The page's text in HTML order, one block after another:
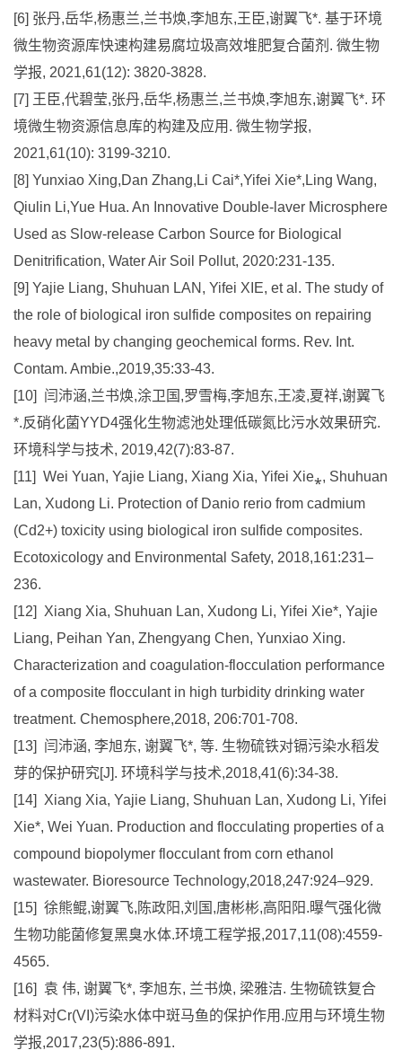
[6] 张丹,岳华,杨惠兰,兰书焕,李旭东,王臣,谢翼飞*. 基于环境
微生物资源库快速构建易腐垃圾高效堆肥复合菌剂. 微生物
学报, 2021,61(12): 3820-3828.
[7] 王臣,代碧莹,张丹,岳华,杨惠兰,兰书焕,李旭东,谢翼飞*. 环
境微生物资源信息库的构建及应用. 微生物学报,
2021,61(10): 3199-3210.
[8] Yunxiao Xing,Dan Zhang,Li Cai*,Yifei Xie*,Ling Wang,
Qiulin Li,Yue Hua. An Innovative Double-laver Microsphere
Used as Slow-release Carbon Source for Biological
Denitrification, Water Air Soil Pollut, 2020:231-135.
[9] Yajie Liang, Shuhuan LAN, Yifei XIE, et al. The study of
the role of biological iron sulfide composites on repairing
heavy metal by changing geochemical forms. Rev. Int.
Contam. Ambie.,2019,35:33-43.
[10] 闫沛涵,兰书焕,涂卫国,罗雪梅,李旭东,王凌,夏祥,谢翼飞
*.反硝化菌YYD4强化生物滤池处理低碳氮比污水效果研究.
环境科学与技术, 2019,42(7):83-87.
[11] Wei Yuan, Yajie Liang, Xiang Xia, Yifei Xie⁎, Shuhuan
Lan, Xudong Li. Protection of Danio rerio from cadmium
(Cd2+) toxicity using biological iron sulfide composites.
Ecotoxicology and Environmental Safety, 2018,161:231–
236.
[12] Xiang Xia, Shuhuan Lan, Xudong Li, Yifei Xie*, Yajie
Liang, Peihan Yan, Zhengyang Chen, Yunxiao Xing.
Characterization and coagulation-flocculation performance
of a composite flocculant in high turbidity drinking water
treatment. Chemosphere,2018, 206:701-708.
[13] 闫沛涵, 李旭东, 谢翼飞*, 等. 生物硫铁对镉污染水稻发
芽的保护研究[J]. 环境科学与技术,2018,41(6):34-38.
[14] Xiang Xia, Yajie Liang, Shuhuan Lan, Xudong Li, Yifei
Xie*, Wei Yuan. Production and flocculating properties of a
compound biopolymer flocculant from corn ethanol
wastewater. Bioresource Technology,2018,247:924–929.
[15] 徐熊鲲,谢翼飞,陈政阳,刘国,唐彬彬,高阳阳.曝气强化微
生物功能菌修复黑臭水体.环境工程学报,2017,11(08):4559-
4565.
[16] 袁 伟, 谢翼飞*, 李旭东, 兰书焕, 梁雅洁. 生物硫铁复合
材料对Cr(VI)污染水体中斑马鱼的保护作用.应用与环境生物
学报,2017,23(5):886-891.